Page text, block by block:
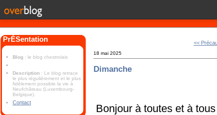
PrÉSentation
Blog : le blog chestrolais
Description : Le blog retrace
le plus régulièrement et le plus
fidèlement possible la vie à
Neufchâteau (Luxembourg-
Belgique).
Contact
<<
18 mai 2025
Dimanche
Bonjour à toutes et à tous